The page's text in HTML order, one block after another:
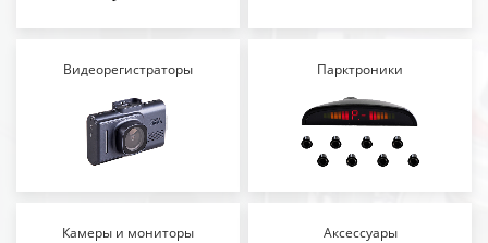
Видеорегистраторы Парктроники
Камеры и мониторы Аксессуары